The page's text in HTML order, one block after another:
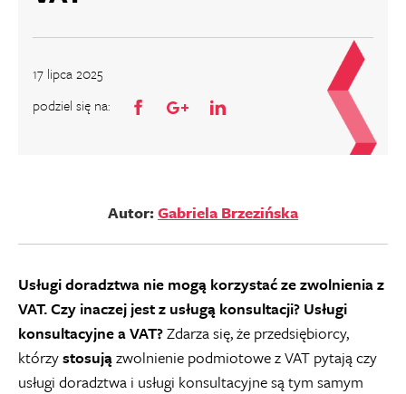
17 lipca 2025
podziel się na:
Autor:Gabriela Brzezińska
Usługi doradztwa nie mogą korzystać ze zwolnienia z
VAT. Czy inaczej jest z usługą konsultacji? Usługi
konsultacyjne a VAT?Zdarza się, że przedsiębiorcy,
którzystosujązwolnienie podmiotowe z VAT pytają czy
usługi doradztwa i usługi konsultacyjne są tym samym